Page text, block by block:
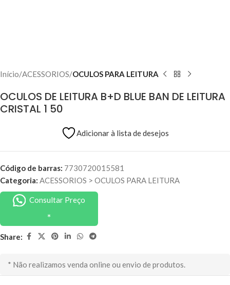
Início ACESSORIOS OCULOS PARA LEITURA
OCULOS DE LEITURA B+D BLUE BAN DE LEITURA
CRISTAL 1 50
Adicionar à lista de desejos
Código de barras: 7730720015581
Categoria: ACESSORIOS > OCULOS PARA LEITURA
Consultar Preço
Share:
* Não realizamos venda online ou envio de produtos.